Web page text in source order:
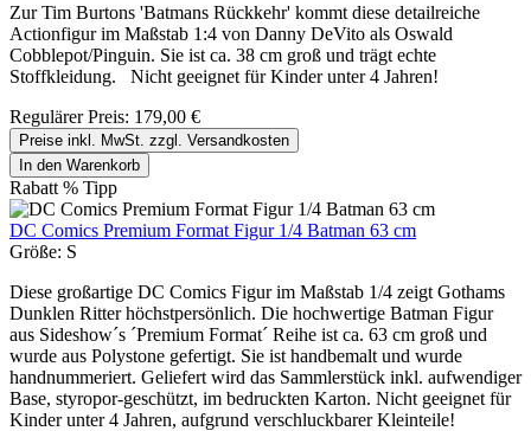
Zur Tim Burtons 'Batmans Rückkehr' kommt diese detailreiche
Actionfigur im Maßstab 1:4 von Danny DeVito als Oswald
Cobblepot/Pinguin. Sie ist ca. 38 cm groß und trägt echte
Stoffkleidung. Nicht geeignet für Kinder unter 4 Jahren!
Regulärer Preis: 179,00 €
Preise inkl. MwSt. zzgl. Versandkosten
In den Warenkorb
Rabatt % Tipp
DC Comics Premium Format Figur 1/4 Batman 63 cm
Größe: S
Diese großartige DC Comics Figur im Maßstab 1/4 zeigt Gothams
Dunklen Ritter höchstpersönlich. Die hochwertige Batman Figur
aus Sideshow´s ´Premium Format´ Reihe ist ca. 63 cm groß und
wurde aus Polystone gefertigt. Sie ist handbemalt und wurde
handnummeriert. Geliefert wird das Sammlerstück inkl. aufwendiger
Base, styropor-geschützt, im bedruckten Karton. Nicht geeignet für
Kinder unter 4 Jahren, aufgrund verschluckbarer Kleinteile!